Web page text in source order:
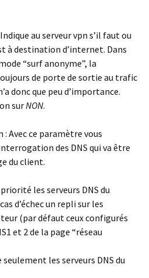
Indique au serveur vpn s’il faut ou
à destination d’internet. Dans
“surf anonyme”, la
de porte de sortie au trafic
donc que peu d’importance.
surNON.
: Avec ce paramètre vous
des DNS qui va être
du client.
les serveurs DNS du
d’échec un repli sur les
(par défaut ceux configurés
et 2 de la page “réseau
les serveurs DNS du